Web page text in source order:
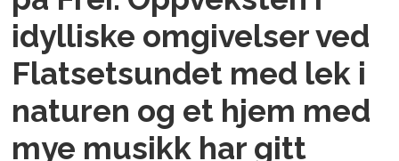
idylliske omgivelser ved
Flatsetsundet med lek i
naturen og et hjem med
mye musikk har gitt